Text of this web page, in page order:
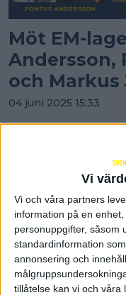
Vi
Vi och våra partners
information på en
personuppgifter, såsom
standardinformation
annonsering och
tillåtelse kan vi och våra
Möt EM-
Andersson,
och Markus
04 juni 2025 15:33